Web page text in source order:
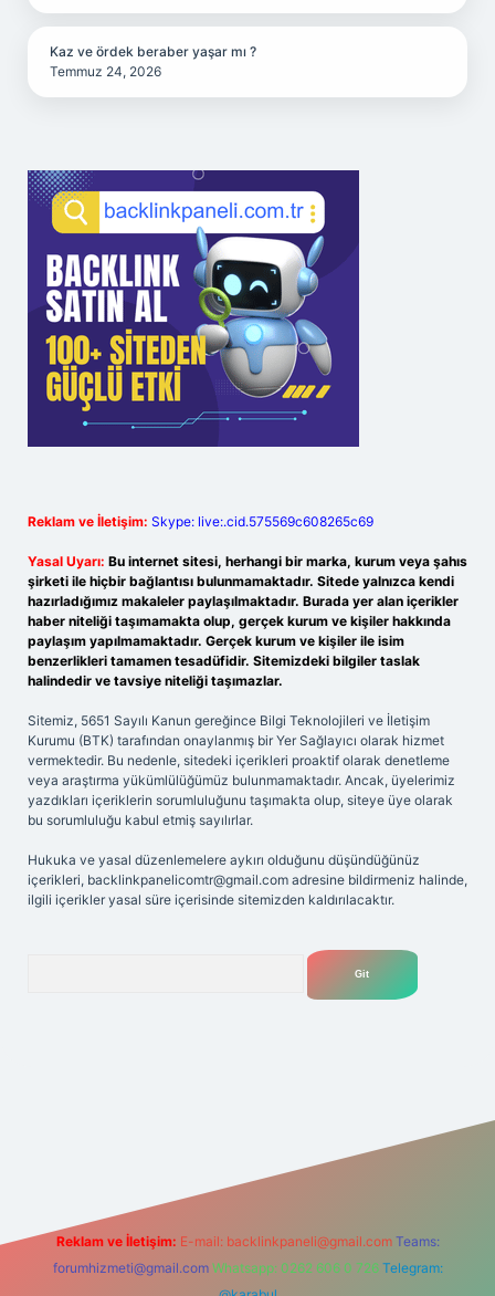
Kaz ve ördek beraber yaşar mı ?
Temmuz 24, 2026
Reklam ve İletişim: Skype: live:.cid.575569c608265c69
Yasal Uyarı: Bu internet sitesi, herhangi bir marka, kurum veya şahıs
şirketi ile hiçbir bağlantısı bulunmamaktadır. Sitede yalnızca kendi
hazırladığımız makaleler paylaşılmaktadır. Burada yer alan içerikler
haber niteliği taşımamakta olup, gerçek kurum ve kişiler hakkında
paylaşım yapılmamaktadır. Gerçek kurum ve kişiler ile isim
benzerlikleri tamamen tesadüfidir. Sitemizdeki bilgiler taslak
halindedir ve tavsiye niteliği taşımazlar.
Sitemiz, 5651 Sayılı Kanun gereğince Bilgi Teknolojileri ve İletişim
Kurumu (BTK) tarafından onaylanmış bir Yer Sağlayıcı olarak hizmet
vermektedir. Bu nedenle, sitedeki içerikleri proaktif olarak denetleme
veya araştırma yükümlülüğümüz bulunmamaktadır. Ancak, üyelerimiz
yazdıkları içeriklerin sorumluluğunu taşımakta olup, siteye üye olarak
bu sorumluluğu kabul etmiş sayılırlar.
Hukuka ve yasal düzenlemelere aykırı olduğunu düşündüğünüz
içerikleri, backlinkpanelicomtr@gmail.com adresine bildirmeniz halinde,
ilgili içerikler yasal süre içerisinde sitemizden kaldırılacaktır.
Reklam ve İletişim: E-mail: backlinkpaneli@gmail.com Teams:
forumhizmeti@gmail.com Whatsapp: 0262 606 0 726 Telegram: